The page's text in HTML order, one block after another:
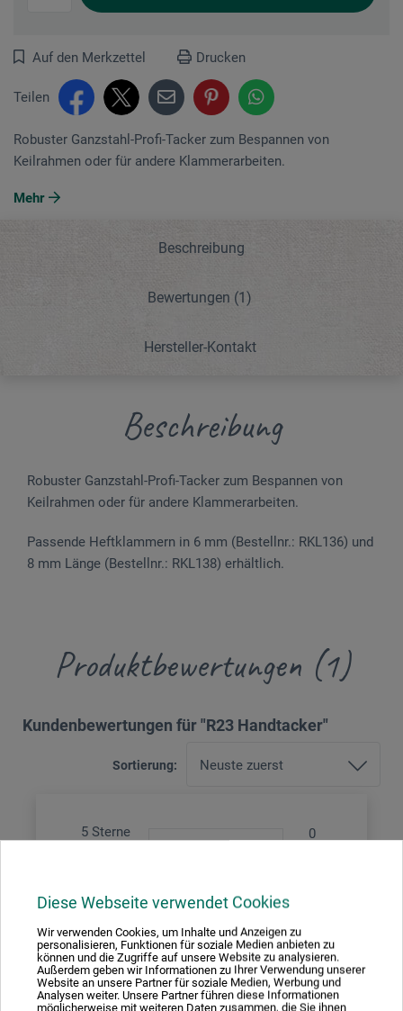
Diese Webseite verwendet Cookies
Wir verwenden Cookies, um Inhalte und Anzeigen zu
personalisieren, Funktionen für soziale Medien anbieten zu
können und die Zugriffe auf unsere Website zu analysieren.
Außerdem geben wir Informationen zu Ihrer Verwendung unserer
Website an unsere Partner für soziale Medien, Werbung und
Analysen weiter. Unsere Partner führen diese Informationen
möglicherweise mit weiteren Daten zusammen, die Sie ihnen
Auf den Merkzettel Drucken
Teilen
Robuster Ganzstahl-Profi-Tacker zum Bespannen von
Keilrahmen oder für andere Klammerarbeiten.
Mehr
Beschreibung
Bewertungen (1)
Hersteller-Kontakt
Beschreibung
Robuster Ganzstahl-Profi-Tacker zum Bespannen von
Keilrahmen oder für andere Klammerarbeiten.
Passende Heftklammern in 6 mm (Bestellnr.: RKL136) und
8 mm Länge (Bestellnr.: RKL138) erhältlich.
Produktbewertungen (1)
Kundenbewertungen für "R23 Handtacker"
Sortierung:
5 Sterne
0
2 Sterne
1 Sterne
Produkt bewerten